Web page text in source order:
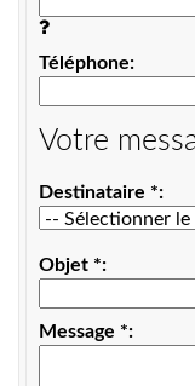
Téléphone
Votre
Destinataire *
Objet *
Message *